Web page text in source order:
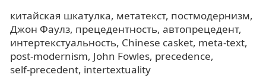
китайская шкатулка метатекст постмодернизм
Джон Фаулз прецедентность автопрецедент
интертекстуальность Chinese casket meta-text
post-modernism John Fowles precedence
self-precedent intertextuality